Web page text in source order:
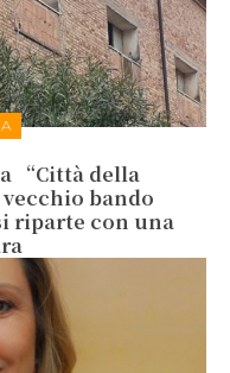
“Città della
bando
riparte con una